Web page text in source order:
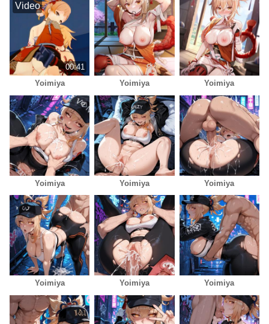
Video
00:41
Yoimiya
Yoimiya Yoimiya
Yoimiya Yoimiya Yoimiya
Yoimiya Yoimiya Yoimiya